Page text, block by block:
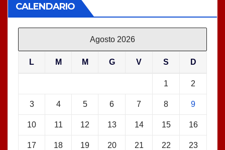
CALENDARIO
Agosto 2026
L M M G V S D
1 2
3 4 5 6 7 8 9
10 11 12 13 14 15 16
17 18 19 20 21 22 23